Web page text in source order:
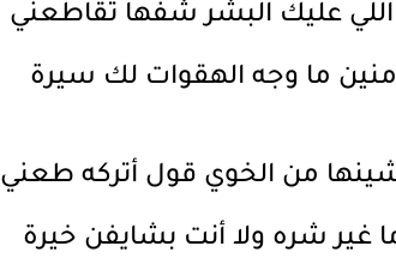
اللي عليك البشر شفها تقاطعني
منين ما وجه الهقوات لك سيرة
شينها من الخوي قول أتركه طعني
غير شره ولا أنت بشايفن خيرة